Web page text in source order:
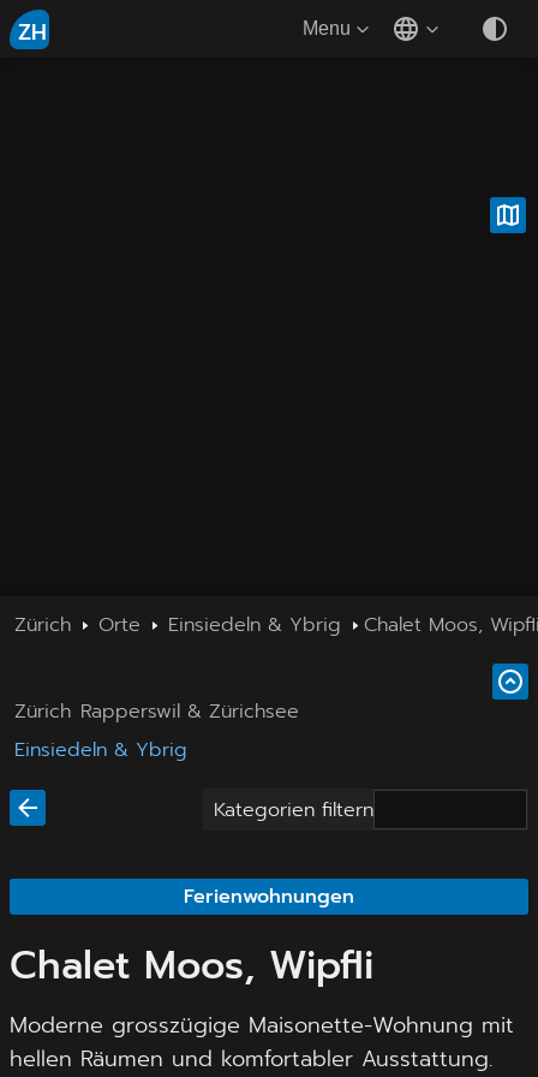
ZH Menu
Zürich Orte Einsiedeln & Ybrig Chalet Moos,
Zürich Rapperswil & Zürichsee
Einsiedeln & Ybrig
Kategorien filtern
Ferienwohnungen
Chalet Moos, Wipfli
Moderne grosszügige Maisonette-Wohnung mit
hellen Räumen und komfortabler Ausstattung.